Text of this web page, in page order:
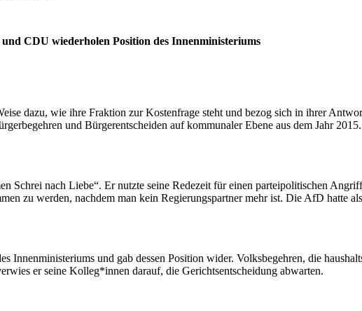
CDU wiederholen Position des Innenministeriums
dazu, wie ihre Fraktion zur Kostenfrage steht und bezog sich in ihrer
und Bürgerentscheiden auf kommunaler Ebene aus dem Jahr
Schrei nach Liebe“. Er nutzte seine Redezeit für einen parteipolitischen
zu werden, nachdem man kein Regierungspartner mehr ist. Die AfD hatte
und gab dessen Position wider. Volksbegehren, die
er seine Kolleg*innen darauf, die Gerichtsentscheidung abwarten.